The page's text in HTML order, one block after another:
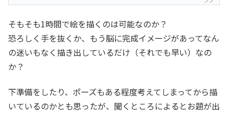
そもそも1時間で絵を描くのは可能なのか？
恐ろしく手を抜くか、もう脳に完成イメージがあってなん
の迷いもなく描き出しているだけ（それでも早い）なの
か？
下準備をしたり、ポーズもある程度考えてしまってから描
いているのかとも思ったが、聞くところによるとお題が出